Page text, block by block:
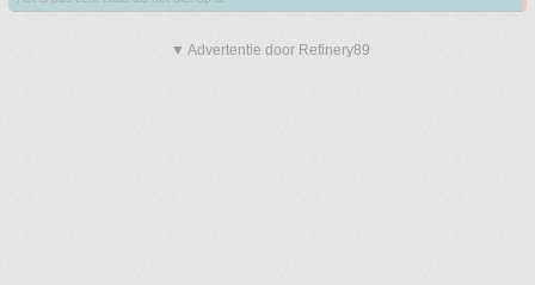
▼ Advertentie door Refinery89